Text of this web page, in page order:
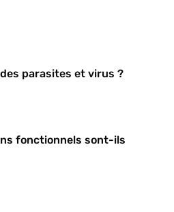
parasites et virus ?
fonctionnels sont-ils